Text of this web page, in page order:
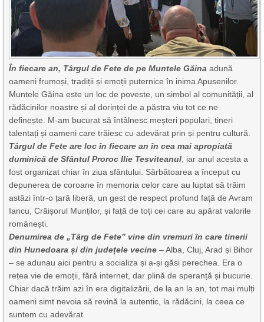
În fiecare an, Târgul de Fete de pe Muntele Găina adună
oameni frumoși, tradiții și emoții puternice în inima Apusenilor.
Muntele Găina este un loc de poveste, un simbol al comunității, al
rădăcinilor noastre și al dorinței de a păstra viu tot ce ne
definește. M-am bucurat să întâlnesc meșteri populari, tineri
talentați și oameni care trăiesc cu adevărat prin și pentru cultură.
Târgul de Fete are loc în fiecare an în cea mai apropiată
duminică de Sfântul Proroc Ilie Tesviteanul , iar anul acesta a
fost organizat chiar în ziua sfântului. Sărbătoarea a început cu
depunerea de coroane în memoria celor care au luptat să trăim
astăzi într-o țară liberă, un gest de respect profund față de Avram
Iancu, Crăișorul Munților, și față de toți cei care au apărat valorile
românești.
Denumirea de „Târg de Fete” vine din vremuri în care tinerii
din Hunedoara și din județele vecine – Alba, Cluj, Arad și Bihor
– se adunau aici pentru a socializa și a-și găsi perechea. Era o
rețea vie de emoții, fără internet, dar plină de speranță și bucurie.
Chiar dacă trăim azi în era digitalizării, de la an la an, tot mai mulți
oameni simt nevoia să revină la autentic, la rădăcini, la ceea ce
suntem cu adevărat.